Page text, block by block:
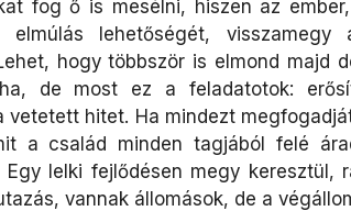
fog ő is mesélni, hiszen az
elmúlás lehetőségét,
hogy többször is elmond majd
de most ez a feladatotok:
vetetett hitet. Ha mindezt
a család minden tagjából felé
Egy lelki fejlődésen megy keresztül,
vannak állomások, de a